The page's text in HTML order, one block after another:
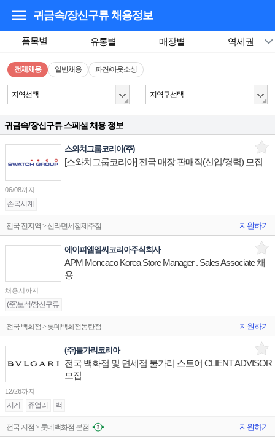
귀금속/장신구류채용정보
품목별 유통별 매장별 역세권
전체채용 일반채용 파견/아웃소싱
지역선택 지역구선택
귀금속/장신구류 스페셜 채용 정보
스와치그룹코리아(주)
[스와치그룹코리아] 전국 매장 판매직(신입/경력) 모집
06/08까지
손목시계
전국 전지역 > 신라면세점제주점 지원하기
에이피엠엠씨코리아주식회사
APM Moncaco Korea Store Manager . Sales Associate 채
용
채용시까지
(준)보석/장신구류
전국 백화점 > 롯데백화점동탄점 지원하기
(주)불가리코리아
전국 백화점 및 면세점 불가리 스토어 CLIENT ADVISOR
모집
12/26까지
시계 쥬얼리 백
전국 지점 > 롯데백화점 본점 지원하기